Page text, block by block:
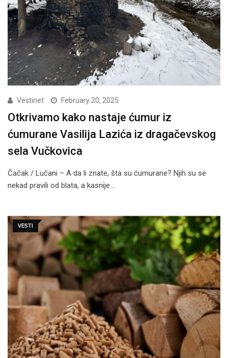
Vestinet February 20, 2025
Otkrivamo kako nastaje ćumur iz
ćumurane Vasilija Lazića iz dragačevskog
sela Vučkovica
Čačak / Lučani – A da li znate, šta su ćumurane? Njih su se
nekad pravili od blata, a kasnije…
VESTI